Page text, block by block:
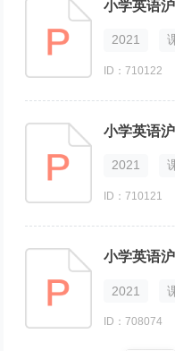
2021
ID：710122
2021
ID：710121
小学英语
2021
ID：708074